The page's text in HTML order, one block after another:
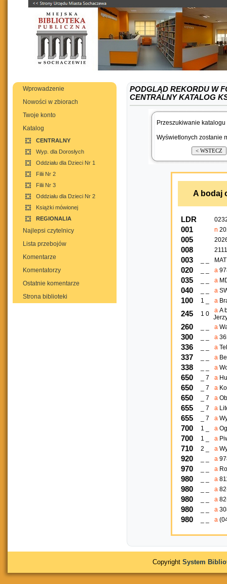
Wprowadzenie
Nowości w zbiorach
Twoje konto
Katalog
CENTRALNY
Wyp. dla Dorosłych
Oddziału dla Dzieci Nr 1
Filii Nr 2
Filii Nr 3
Oddziału dla Dzieci Nr 2
Książki mówionej
REGIONALIA
Najlepsi czytelnicy
Lista przebojów
Komentarze
Komentatorzy
Ostatnie komentarze
Strona biblioteki
PODGLĄD REKORDU W
CENTRALNY KATALOG
Przeszukiwanie
Wyświetlonych zostanie
A bodaj
LDR
001 n
005
008
003
020 a
035 a
040 a
100 1 _ a
245 1 0 a A
260 a
300 a
336 a
337 a
338 a
650 _ 7 a
650 _ 7 a
650 _ 7 a
655 _ 7 a
655 _ 7 a
700 1 _ a
700 1 _ a
710 2 _ a
920 a
970 a
980 a
980 a
980 a
980 a
980 a
Copyright System